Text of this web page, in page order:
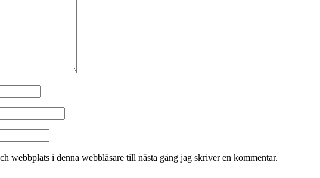
webbplats i denna webbläsare till nästa gång jag skriver en kommentar.